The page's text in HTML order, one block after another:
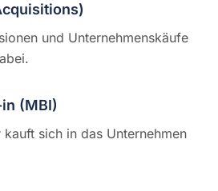
und Unternehmenskäufe
(MBI)
sich in das Unternehmen